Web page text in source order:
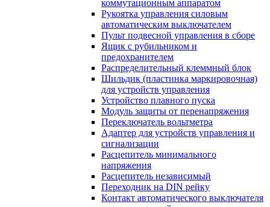
коммутационным аппаратом
Рукоятка управления силовым
автоматическим выключателем
Пульт подвесной управления в сборе
Ящик с рубильником и
предохранителем
Распределительный клеммный блок
Шильдик (пластинка маркировочная)
для устройств управления
Устройство плавного пуска
Модуль защиты от перенапряжения
Переключатель вольтметра
Адаптер для устройств управления и
сигнализации
Расцепитель минимального
напряжения
Расцепитель независимый
Переходник на DIN рейку
Контакт автоматического выключателя